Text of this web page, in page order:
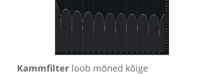
Kammfilterloob mõned kõige